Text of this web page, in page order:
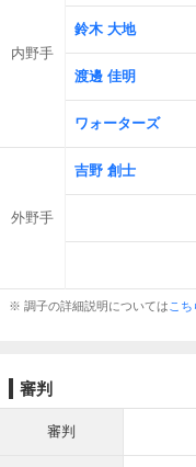
内野手
鈴木 大地
渡邊 佳明
ワォーターズ
外野手
吉野 創士
※ 調子の詳細説明については こち
審判
審判